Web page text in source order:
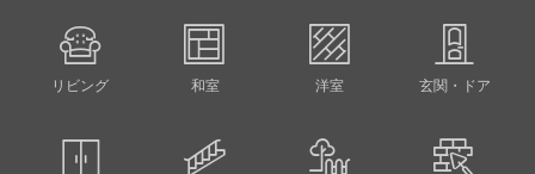
リビング 和室 洋室 玄関・ドア